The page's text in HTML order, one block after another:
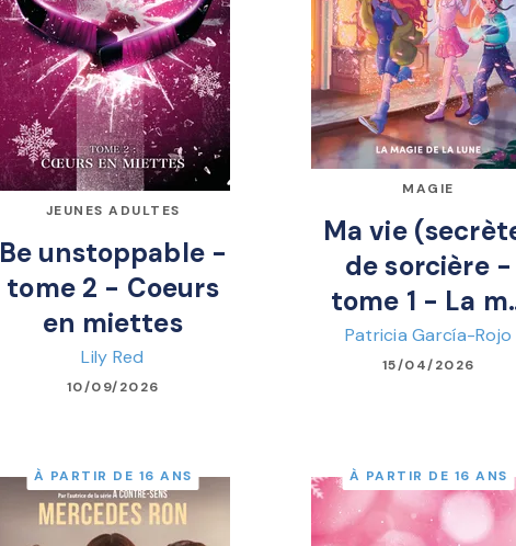
JEUNES ADULTES
Be unstoppable -
tome 2 - Coeurs
en miettes
Lily Red
10/09/2026
MAGIE
Ma vie
de sorcière -
tome 1 - La
Patricia García-Rojo
15/04/2026
À PARTIR DE 16 ANS À PARTIR DE 16 ANS